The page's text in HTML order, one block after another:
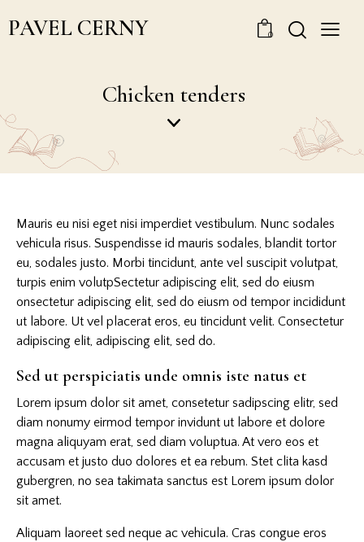
PAVEL CERNY 0
Chicken tenders
Mauris eu nisi eget nisi imperdiet vestibulum. Nunc sodales
vehicula risus. Suspendisse id mauris sodales, blandit tortor
eu, sodales justo. Morbi tincidunt, ante vel suscipit volutpat,
turpis enim volutpSectetur adipiscing elit, sed do eiusm
onsectetur adipiscing elit, sed do eiusm od tempor incididunt
ut labore. Ut vel placerat eros, eu tincidunt velit. Consectetur
adipiscing elit, adipiscing elit, sed do.
Sed ut perspiciatis unde omnis iste natus et
Lorem ipsum dolor sit amet, consetetur sadipscing elitr, sed
diam nonumy eirmod tempor invidunt ut labore et dolore
magna aliquyam erat, sed diam voluptua. At vero eos et
accusam et justo duo dolores et ea rebum. Stet clita kasd
gubergren, no sea takimata sanctus est Lorem ipsum dolor
sit amet.
Aliquam laoreet sed neque ac vehicula. Cras congue eros